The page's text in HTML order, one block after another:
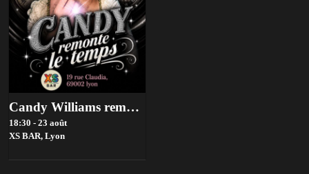
Candy Williams remonte le temps
18:30 - 23 août
XS BAR, Lyon